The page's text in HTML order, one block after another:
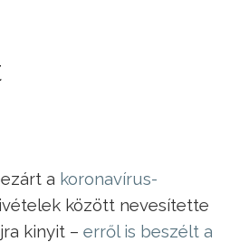
a koronavírus-
között nevesítette
kinyit – erről is beszélt a